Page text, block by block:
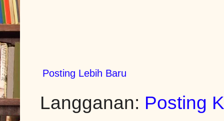
Posting Lebih Baru
Langganan: Posting